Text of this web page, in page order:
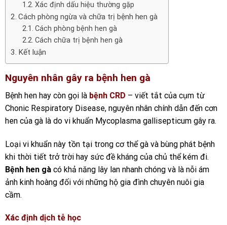
Xác định dấu hiệu thường gặp
Cách phòng ngừa và chữa trị bệnh hen gà
Cách phòng bệnh hen gà
Cách chữa trị bệnh hen gà
Kết luận
Nguyên nhân gây ra bệnh hen gà
Bệnh hen hay còn gọi là bệnh CRD – viết tắt của cụm từ
Chonic Respiratory Disease, nguyên nhân chính dẫn đến cơn
hen của gà là do vi khuẩn Mycoplasma gallisepticum gây ra.
Loại vi khuẩn này tồn tại trong cơ thể gà và bùng phát bệnh
khi thời tiết trở trời hay sức đề kháng của chủ thể kém đi.
Bệnh hen gà có khả năng lây lan nhanh chóng và là nỗi ám
ảnh kinh hoàng đối với những hộ gia đình chuyên nuôi gia
cầm.
Xác định dịch tễ học